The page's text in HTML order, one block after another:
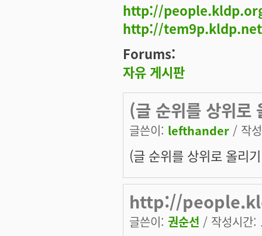
http://
http://
Forums:
자유 게시판
(글 순위를 상위로
글쓴이: lefthander / 작
(글 순위를 상위로 올리
http://
글쓴이: 권순선 / 작성시간